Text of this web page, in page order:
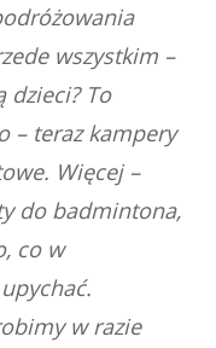
wszystkim –
dzieci? To
– teraz kampery
Więcej –
do badmintona,
co w
w razie